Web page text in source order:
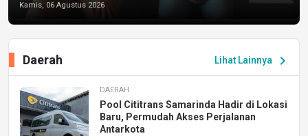
Kamis, 06 Agustus 2026
Lihat Lainnya chevron_right
Daerah
DAERAH
Pool Cititrans Samarinda Hadir di Lokasi
Baru, Permudah Akses Perjalanan
Antarkota